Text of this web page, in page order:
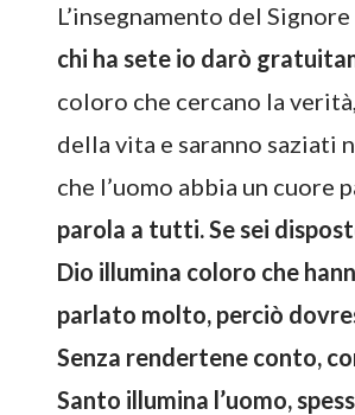
L’insegnamento del Signore
chi ha sete io darò
coloro che cercano la
della vita e saranno saziati
che l’uomo abbia un cuore
parola a tutti. Se sei
Dio illumina coloro che
parlato molto, perciò
Senza rendertene conto,
Santo illumina l’uomo,